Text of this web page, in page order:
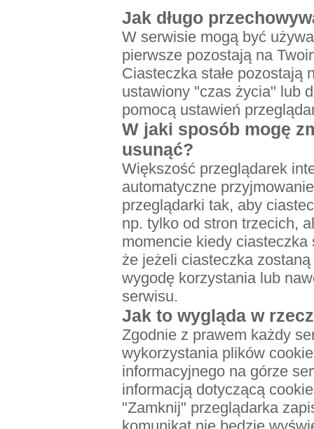
Jak długo
W serwisie mogą być
pierwsze pozostają na
Ciasteczka stałe pozostają
ustawiony "czas życia" lub
pomocą ustawień
W jaki sposób mogę
usunąć?
Większość przeglądarek
automatyczne
przeglądarki tak, aby
np. tylko od stron trzecich,
momencie kiedy ciasteczka
że jeżeli ciasteczka
wygodę korzystania lub
serwisu.
Jak to wygląda w
Zgodnie z prawem każdy
wykorzystania plików
informacyjnego na górze
informacją dotyczącą
"Zamknij" przeglądarka